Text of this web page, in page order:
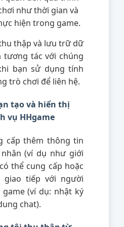
như thời gian và
hiện trong game.
thập và lưu trữ dữ
tương tác với chúng
bạn sử dụng tính
trò chơi để liên hệ.
tạo và hiển thị
vụ HHgame
cấp thêm thông tin
(ví dụ như giới
thể cung cấp hoặc
tiếp với người
(ví dụ: nhật ký
chat).